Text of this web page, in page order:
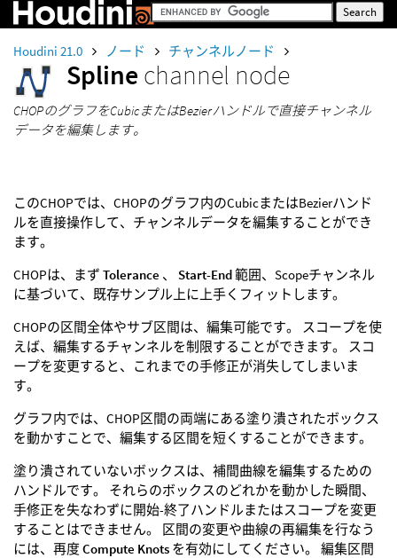
Houdini 21.0 ノード チャンネルノード
Spline channel node
CHOPのグラフをCubicまたはBezierハンドルで直接チャンネル
データを編集します。
このCHOPでは、CHOPのグラフ内のCubicまたはBezierハンド
ルを直接操作して、チャンネルデータを編集することができ
ます。
CHOPは、まず Tolerance 、 Start-End範囲、Scopeチャンネル
に基づいて、既存サンプル上に上手くフィットします。
CHOPの区間全体やサブ区間は、編集可能です。 スコープを使
えば、編集するチャンネルを制限することができます。 スコ
ープを変更すると、これまでの手修正が消失してしまいま
す。
グラフ内では、CHOP区間の両端にある塗り潰されたボックス
を動かすことで、編集する区間を短くすることができます。
塗り潰されていないボックスは、補間曲線を編集するための
ハンドルです。 それらのボックスのどれかを動かした瞬間、
手修正を失なわずに開始-終了ハンドルまたはスコープを変更
することはできません。 区間の変更や曲線の再編集を行なう
には、再度 Compute Knots を有効にしてください。 編集区間